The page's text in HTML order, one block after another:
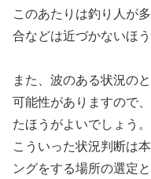
このあたりは釣り人が
合などは近づかないほ
また、波のある状況の
可能性がありますので
たほうがよいでしょう。
こういった状況判断は
ングをする場所の選定